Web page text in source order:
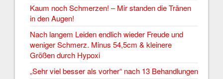
Kaum noch Schmerzen! – Mir standen die Tränen
in den Augen!
Nach langem Leiden endlich wieder Freude und
weniger Schmerz. Minus 54,5cm & kleinere
Größen durch Hypoxi
„Sehr viel besser als vorher“ nach 13 Behandlungen